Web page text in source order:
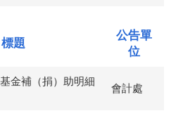
標題
公告單
位
金補（捐）助明細
會計處